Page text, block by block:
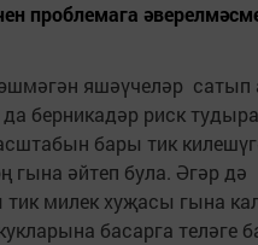
проблемага
яшәүчеләр сатып
берникадәр риск
бары тик
гына әйтеп була. Әгәр дә
милек хуҗасы гына
басарга теләге